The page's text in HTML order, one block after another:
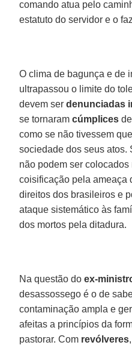
comando atua pelo
estatuto do servidor e o
O clima de bagunça e de
ultrapassou o limite do
devem serdenunciadas
se tornaramcúmplices
como se não tivessem
sociedade dos seus atos.
não podem ser colocados
coisificação pela ameaça
direitos dos brasileiros e
ataque sistemático às
dos mortos pela ditadura.
Na questão doex-
desassossego é o de
contaminação ampla e
afeitas a princípios da
pastorar. Com revólveres